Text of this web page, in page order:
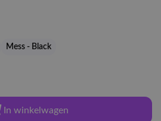
Mess - Black
In winkelwagen